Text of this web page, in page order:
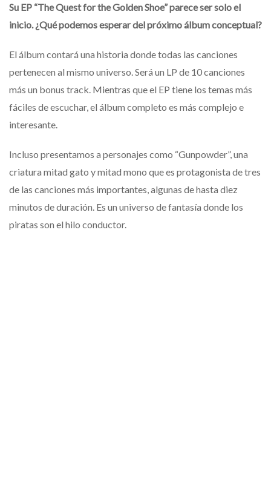
Su EP “The Quest for the Golden Shoe” parece ser solo el
inicio. ¿Qué podemos esperar del próximo álbum conceptual?
El álbum contará una historia donde todas las canciones
pertenecen al mismo universo. Será un LP de 10 canciones
más un bonus track. Mientras que el EP tiene los temas más
fáciles de escuchar, el álbum completo es más complejo e
interesante.
Incluso presentamos a personajes como “Gunpowder”, una
criatura mitad gato y mitad mono que es protagonista de tres
de las canciones más importantes, algunas de hasta diez
minutos de duración. Es un universo de fantasía donde los
piratas son el hilo conductor.